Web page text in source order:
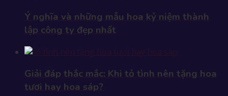
Ý nghĩa và những mẫu hoa kỷ niệm thành
lập công ty đẹp nhất
Giải đáp thắc mắc: Khi tỏ tình nên tặng hoa
tươi hay hoa sáp?